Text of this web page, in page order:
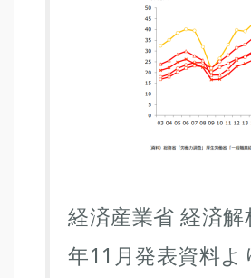
経済産業省 経済
年11月発表資料よ